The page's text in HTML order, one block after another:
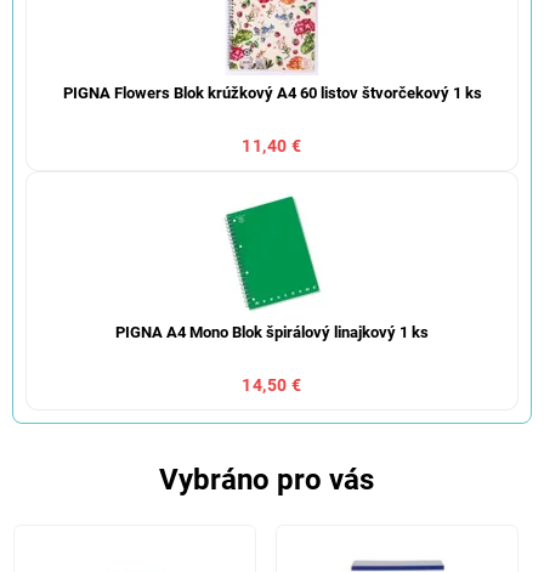
PIGNA Flowers Blok krúžkový A4 60 listov štvorčekový 1 ks
11,40 €
PIGNA A4 Mono Blok špirálový linajkový 1 ks
14,50 €
Vybráno pro vás